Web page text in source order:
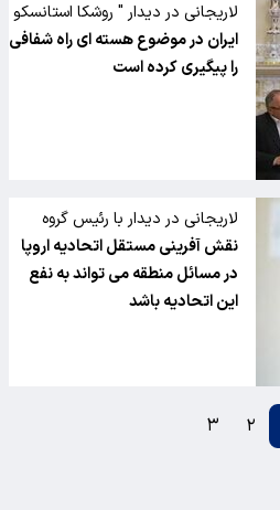
لاریجانی در دیدار " روشکا استانسکو
":
ایران در موضوع هسته ای راه شفافی
را پیگیری کرده است
لاریجانی در دیدار با رئیس گروه
دوستی پارلمانی رومانی و ایران
نقش آفرینی مستقل اتحادیه اروپا
در مسائل منطقه می تواند به نفع
این اتحادیه باشد
۲ ۳